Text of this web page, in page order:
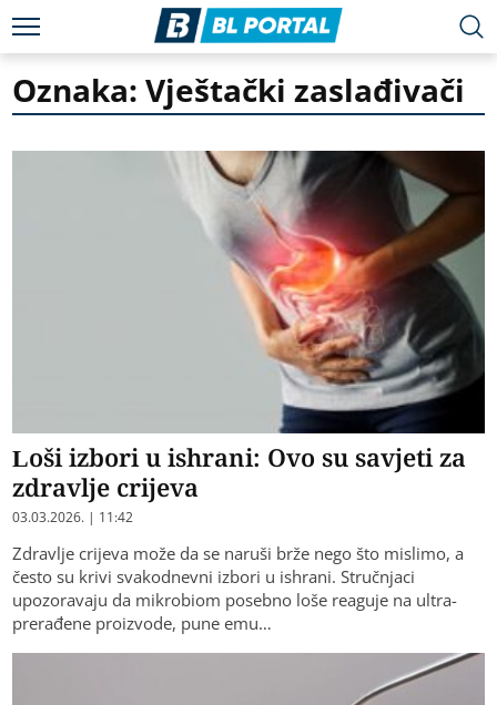
Oznaka: Vještački zaslađivači
Loši izbori u ishrani: Ovo su savjeti za
zdravlje crijeva
03.03.2026. | 11:42
Zdravlje crijeva može da se naruši brže nego što mislimo, a
često su krivi svakodnevni izbori u ishrani. Stručnjaci
upozoravaju da mikrobiom posebno loše reaguje na ultra-
prerađene proizvode, pune emu…